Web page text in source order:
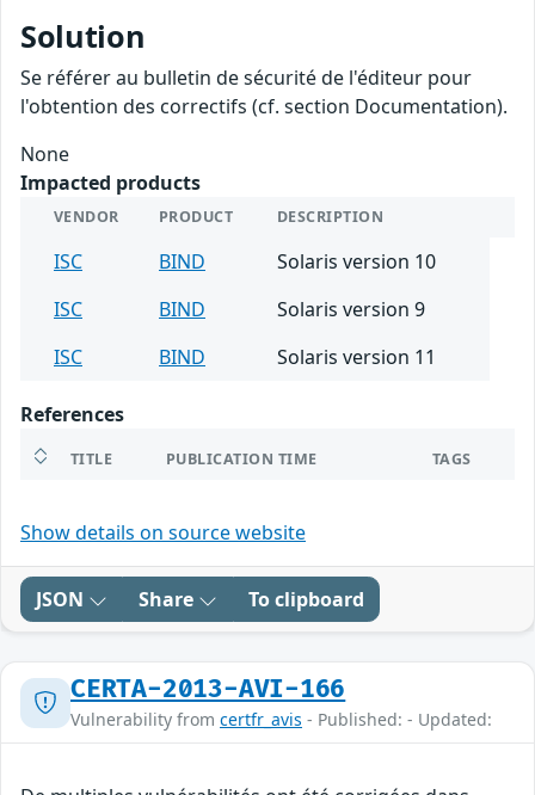
Solution
Se référer au bulletin de sécurité de l'éditeur pour
l'obtention des correctifs (cf. section Documentation).
None
Impacted products
VENDOR PRODUCT DESCRIPTION
ISC BIND
Solaris version 10
ISC
BIND
Solaris version 9
ISC
BIND Solaris version 11
References
TITLE PUBLICATION TIME TAGS
Show details on source website
JSON Share To clipboard
CERTA-2013-AVI-166
Vulnerability from certfr_avis - Published: - Updated: